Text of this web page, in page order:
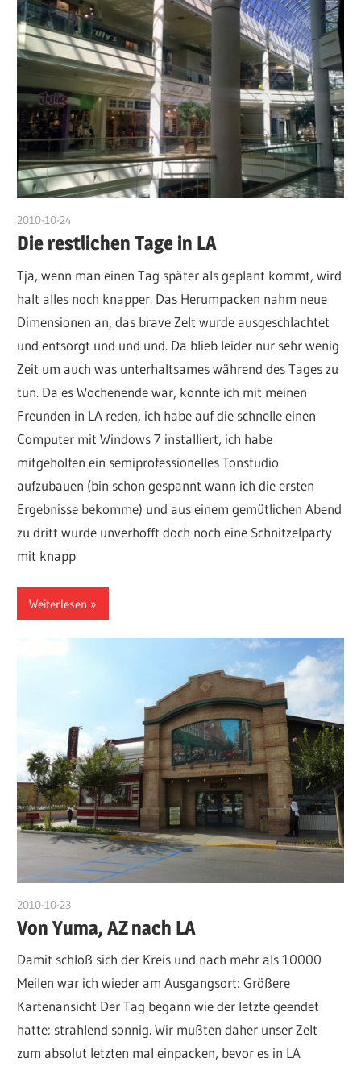
2010-10-24
Die restlichen Tage in LA
Tja, wenn man einen Tag später als geplant kommt, wird
halt alles noch knapper. Das Herumpacken nahm neue
Dimensionen an, das brave Zelt wurde ausgeschlachtet
und entsorgt und und und. Da blieb leider nur sehr wenig
Zeit um auch was unterhaltsames während des Tages zu
tun. Da es Wochenende war, konnte ich mit meinen
Freunden in LA reden, ich habe auf die schnelle einen
Computer mit Windows 7 installiert, ich habe
mitgeholfen ein semiprofessionelles Tonstudio
aufzubauen (bin schon gespannt wann ich die ersten
Ergebnisse bekomme) und aus einem gemütlichen Abend
zu dritt wurde unverhofft doch noch eine Schnitzelparty
mit knapp
Weiterlesen
2010-10-23
Von Yuma, AZ nach LA
Damit schloß sich der Kreis und nach mehr als 10000
Meilen war ich wieder am Ausgangsort: Größere
Kartenansicht Der Tag begann wie der letzte geendet
hatte: strahlend sonnig. Wir mußten daher unser Zelt
zum absolut letzten mal einpacken, bevor es in LA